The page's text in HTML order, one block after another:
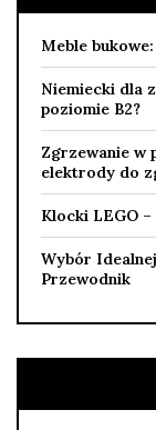
Meble
Niemiecki dla
poziomie B2?
Zgrzewanie w
elektrody do
Klocki LEGO
Wybór
Przewodnik